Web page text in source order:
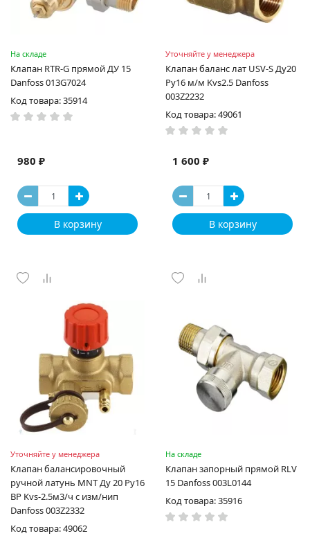
На складе
Клапан RTR-G прямой ДУ 15
Danfoss 013G7024
Код товара: 35914
980 ₽
В корзину
Уточняйте у менеджера
Клапан баланс лат USV-S Ду20
Ру16 м/м Kvs2.5 Danfoss
003Z2232
Код товара: 49061
1 600 ₽
В корзину
Уточняйте у менеджера
Клапан балансировочный
ручной латунь MNT Ду 20 Ру16
ВР Kvs-2.5м3/ч с изм/нип
Danfoss 003Z2332
Код товара: 49062
На складе
Клапан запорный прямой RLV
15 Danfoss 003L0144
Код товара: 35916